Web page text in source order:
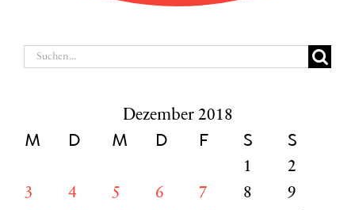
Suche
Dezember 2018
M D M D F S S
1
2
3
4 5 6 7 8
9